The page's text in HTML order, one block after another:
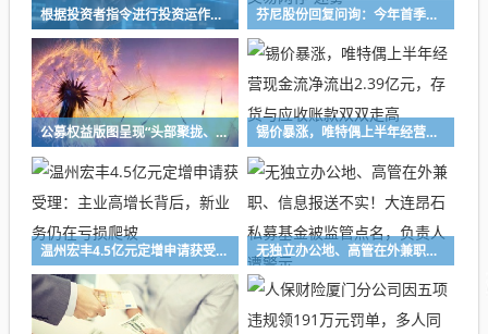
根据投资者指令进行投资运作！长兴万乘私募及时任副总经理收警示函 芬尼股份回复问询：今年首季净利亏损，实控人前妻关联交易网存“迷雾”
公募权益版图呈现“头部聚拢、中小深耕”格局 百亿级主动权益基金扩容至72只，16家公募主动权益规模突破千亿元 锡价暴涨，唯特偶上半年经营现金流净流出2.39亿元，存货与应收账款双双走高
温州宏丰4.5亿元定增申请获受理：主业高增长背后，新业务仍在亏损爬坡 无独立办公地、高管在外兼职、信息报送不实！大连昂石私募基金被监管点名，负责人遭警示